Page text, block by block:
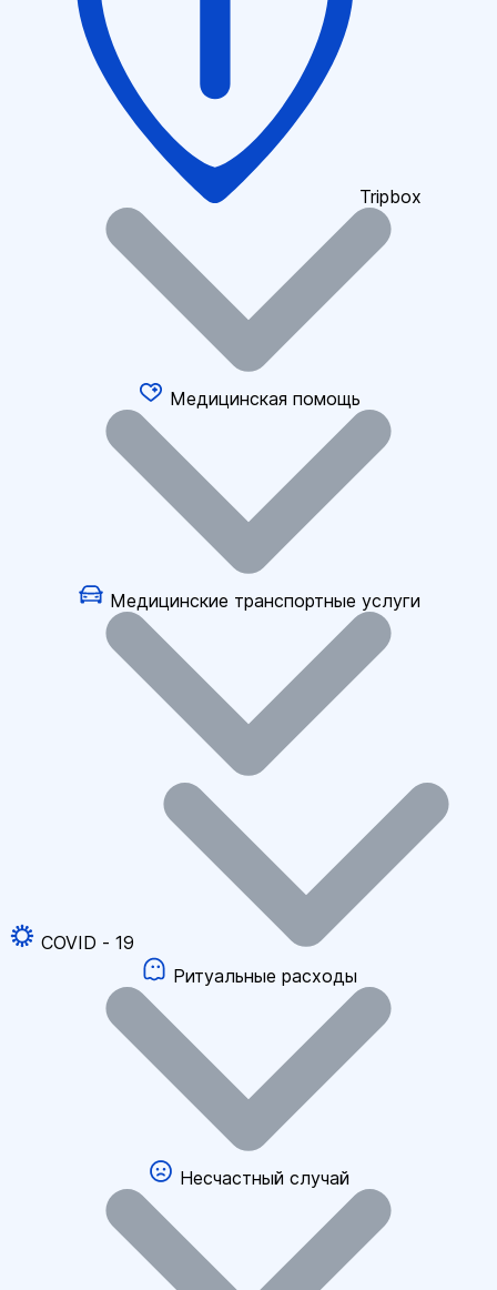
Tripbox
Медицинская помощь
Медицинские транспортные услуги
COVID - 19
Ритуальные расходы
Несчастный случай